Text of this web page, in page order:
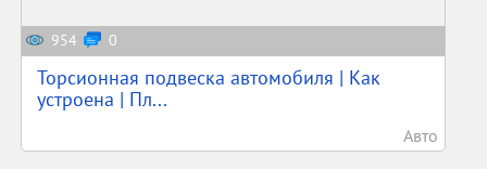
954 0
Торсионная подвеска автомобиля | Как
устроена | Пл...
Авто